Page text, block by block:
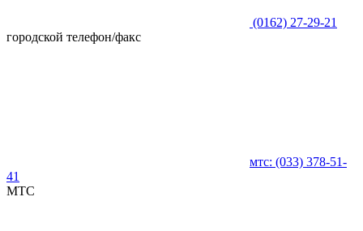
(0162) 27-29-21
городской телефон/факс
мтс: (033) 378-51-
41
MTC